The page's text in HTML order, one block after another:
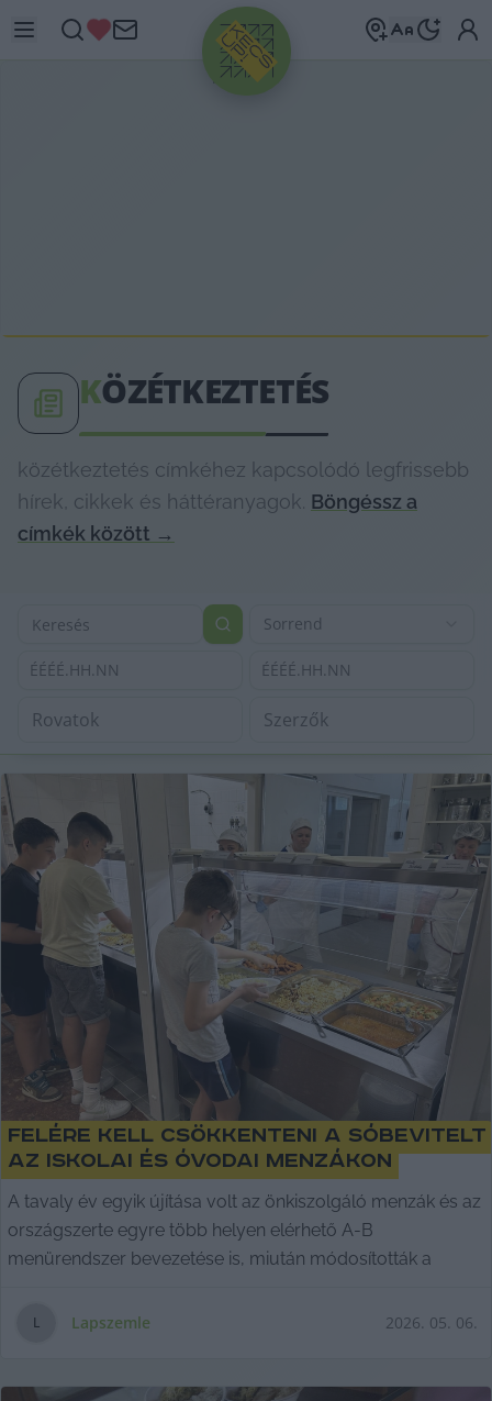
HIRDETÉS
KÖZÉTKEZTETÉS
közétkeztetés címkéhez kapcsolódó legfrissebb
hírek, cikkek és háttéranyagok. Böngéssz a
címkék között →
Sorrend
ÉÉÉÉ.HH.NN ÉÉÉÉ.HH.NN
Felére kell csökkenteni a sóbevitelt
az iskolai és óvodai menzákon
A tavaly év egyik újítása volt az önkiszolgáló menzák és az
országszerte egyre több helyen elérhető A-B
menürendszer bevezetése is, miután módosították a
L Lapszemle 2026. 05. 06.